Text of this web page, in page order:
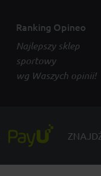
Ranking Opineo
Najlepszy sklep
sportowy
wg Waszych opinii!